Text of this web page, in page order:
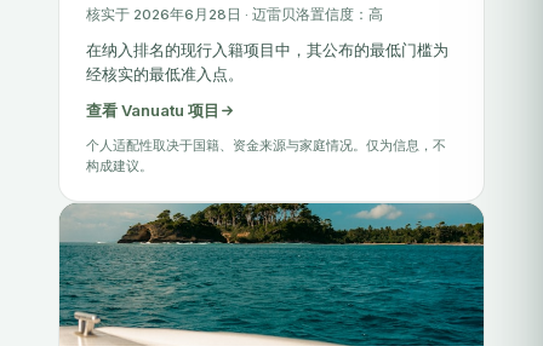
核实于 2026年6月28日 · 迈雷贝洛置信度：高
在纳入排名的现行入籍项目中，其公布的最低门槛为
经核实的最低准入点。
查看 Vanuatu 项目
个人适配性取决于国籍、资金来源与家庭情况。仅为信息，不
构成建议。